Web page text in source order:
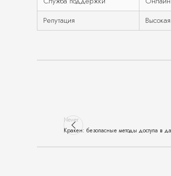
Репутация
Высокая
Newer
Кракен: безопасные методы доступа в